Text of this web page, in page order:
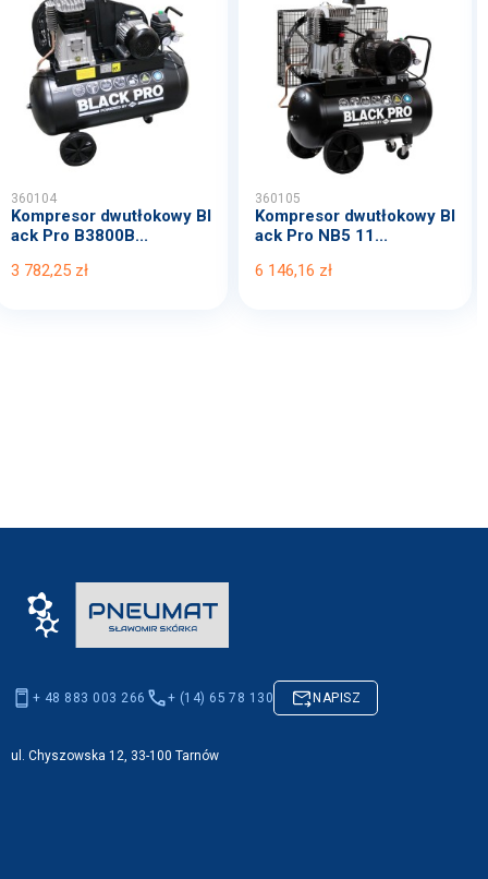
360104
Kompresor dwutłokowy Bl
ack Pro B3800B...
3 782,25 zł
360105
Kompresor dwutłokowy Bl
ack Pro NB5 11...
6 146,16 zł
+ 48 883 003 266 + (14) 65 78 130 NAPISZ
ul. Chyszowska 12, 33-100 Tarnów